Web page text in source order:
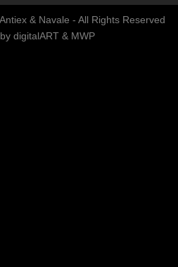
& Navale - All Rights Reserved
by digitalART & MWP